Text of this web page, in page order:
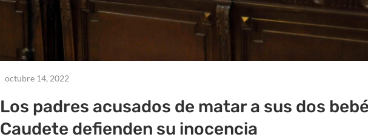
octubre 14, 2022
Los padres acusados de matar a sus dos
Caudete defienden su inocencia